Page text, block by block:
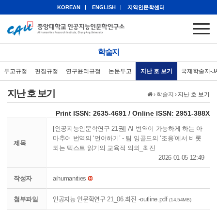
KOREAN ENGLISH 지역인문학센터
학술지
투고규정 편집규정 연구윤리규정 논문투고 지난 호 보기 국제학술지-
› 학술지 › 지난 호 보기
지난 호 보기
Print ISSN: 2635-4691 / Online ISSN: 2951-388X
제목
[인공지능인문학연구 21권] AI 번역이 가능하게 하는 아
마추어 번역의 ‘언어하기’ - 팀 잉골드의 ‘조응’에서 비롯
되는 텍스트 읽기의 교육적 의의_최진
2026-01-05 12:49
작성자 aihumanities
첨부파일 인공지능 인문학연구 21_06.최진 -outline.pdf(14.54MB)